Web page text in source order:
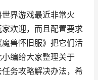
界游戏最近非常火
欢迎，而且配置要求
兽怀旧服》把它们活
编给大家整理关于
务攻略解决办法，希